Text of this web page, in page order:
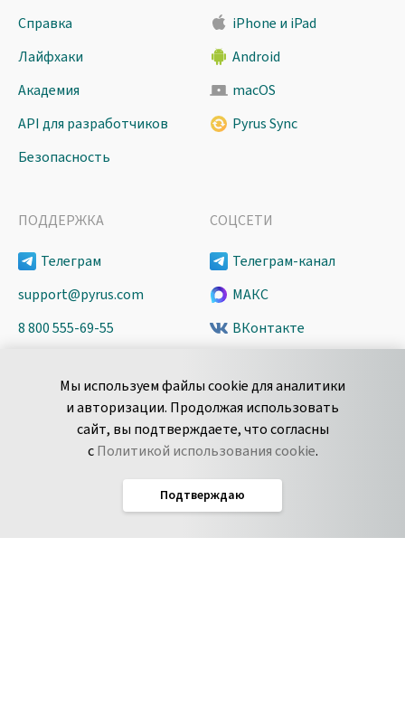
Мы используем файлы cookie для аналитики
и авторизации. Продолжая использовать
сайт, вы подтверждаете, что согласны
сПолитикой использования cookie.
Подтверждаю
Справка
Лайфхаки
Академия
API для разработчиков
Безопасность
iPhone и iPad
Android
macOS
Pyrus Sync
ПОДДЕРЖКА
Телеграм
support@pyrus.com
8 800 555-69-55
пн-пт с 9 до 18 часов (Мск)
Сообщить об
уязвимости
СОЦСЕТИ
Телеграм-канал
МАКС
ВКонтакте
Spark
Дзен
Соглашение об обработке данных